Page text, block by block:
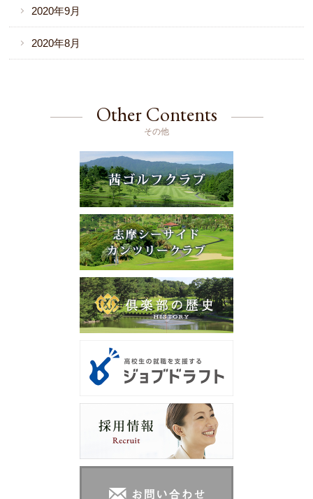
2020年9月
2020年8月
Other Contents
その他